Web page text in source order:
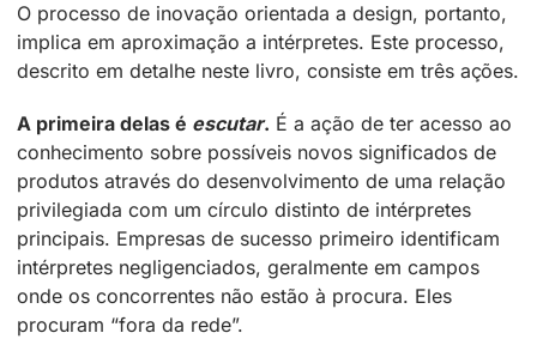
O processo de inovação orientada a design, portanto,
implica em aproximação a intérpretes. Este processo,
descrito em detalhe neste livro, consiste em três ações.
A primeira delas é escutar. É a ação de ter acesso ao
conhecimento sobre possíveis novos significados de
produtos através do desenvolvimento de uma relação
privilegiada com um círculo distinto de intérpretes
principais. Empresas de sucesso primeiro identificam
intérpretes negligenciados, geralmente em campos
onde os concorrentes não estão à procura. Eles
procuram “fora da rede”.